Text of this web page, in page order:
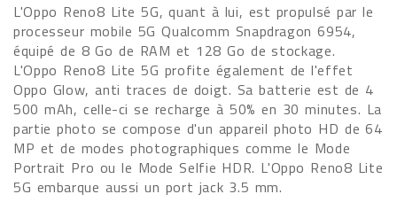
L'Oppo Reno8 Lite 5G, quant à lui, est propulsé par le
processeur mobile 5G Qualcomm Snapdragon 6954,
équipé de 8 Go de RAM et 128 Go de stockage.
L'Oppo Reno8 Lite 5G profite également de l'effet
Oppo Glow, anti traces de doigt. Sa batterie est de 4
500 mAh, celle-ci se recharge à 50% en 30 minutes. La
partie photo se compose d'un appareil photo HD de 64
MP et de modes photographiques comme le Mode
Portrait Pro ou le Mode Selfie HDR. L'Oppo Reno8 Lite
5G embarque aussi un port jack 3.5 mm.